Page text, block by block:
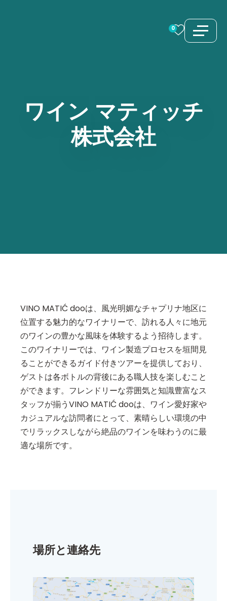
0
ワイン マティッチ
株式会社
VINO MATIĆ dooは、風光明媚なチャプリナ地区に
位置する魅力的なワイナリーで、訪れる人々に地元
のワインの豊かな風味を体験するよう招待します。
このワイナリーでは、ワイン製造プロセスを垣間見
ることができるガイド付きツアーを提供しており、
ゲストは各ボトルの背後にある職人技を楽しむこと
ができます。フレンドリーな雰囲気と知識豊富なス
タッフが揃うVINO MATIĆ dooは、ワイン愛好家や
カジュアルな訪問者にとって、素晴らしい環境の中
でリラックスしながら絶品のワインを味わうのに最
適な場所です。
場所と連絡先